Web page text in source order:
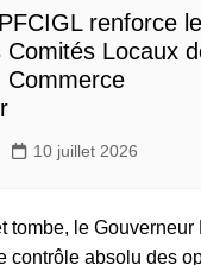
renforce
Comités Locaux
Commerce
10 juillet 2026